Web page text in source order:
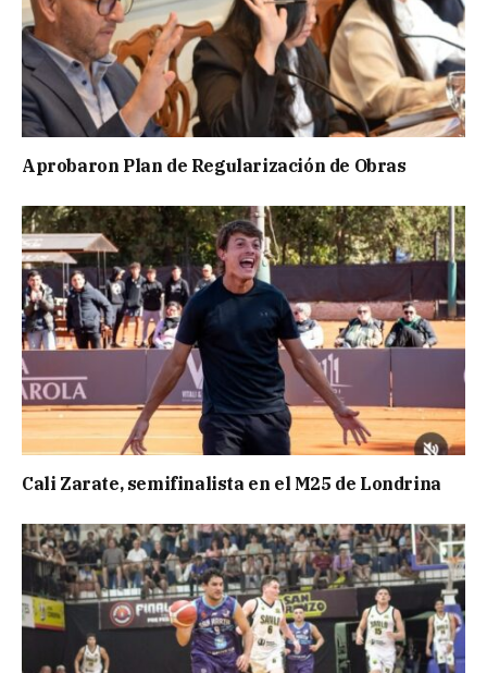
Aprobaron Plan de Regularización de Obras
Cali Zarate, semifinalista en el M25 de Londrina